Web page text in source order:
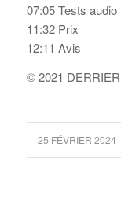
07:05 Tests audio
11:32 Prix
12:11 Avis
© 2021
25 FÉVRIER 2024
/